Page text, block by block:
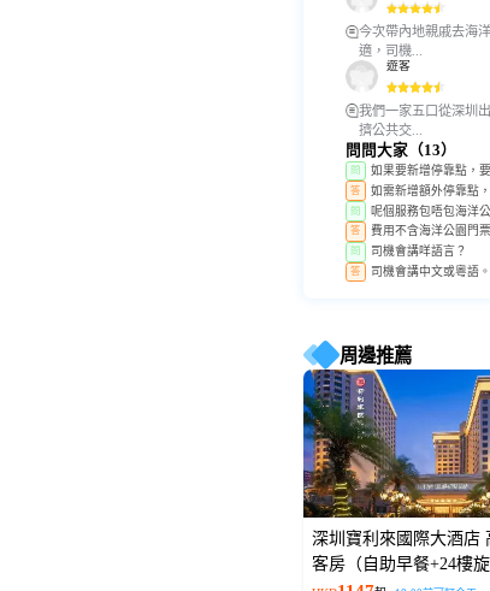
今次帶內地親戚去海
適，司機...
遊客
我們一家五口從深圳
擠公共交...
問問大家（13）
問 如果要新增停靠點，
答 如需新增額外停靠點
問 呢個服務包唔包海洋
答 費用不含海洋公園門
問 司機會講咩語言？
答 司機會講中文或粵語。
周邊推薦
深圳寶利來國際大酒店
客房（自助早餐+24樓